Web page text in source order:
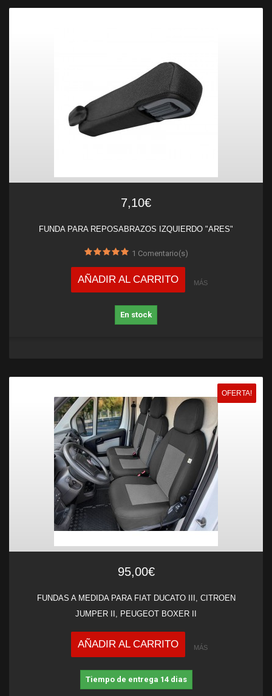
7,10€
FUNDA PARA REPOSABRAZOS IZQUIERDO "ARES"
1 Comentario(s)
AÑADIR AL CARRITO MÁS
En stock
OFERTA!
95,00€
FUNDAS A MEDIDA PARA FIAT DUCATO III, CITROEN
JUMPER II, PEUGEOT BOXER II
AÑADIR AL CARRITO MÁS
Tiempo de entrega 14 dias